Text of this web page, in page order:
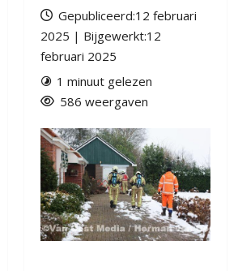
Gepubliceerd:12 februari
2025 | Bijgewerkt:12
februari 2025
1 minuut gelezen
586 weergaven